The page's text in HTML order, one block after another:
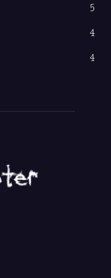
5
4
4